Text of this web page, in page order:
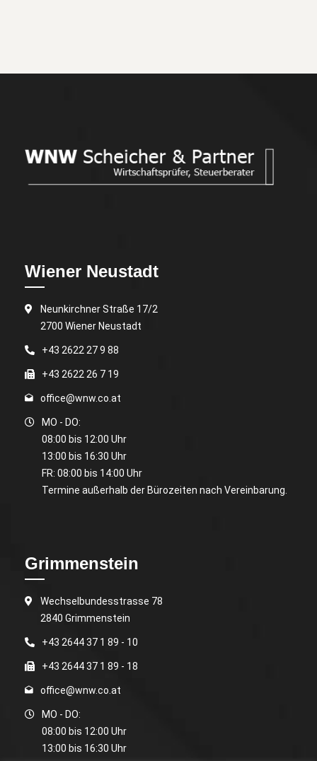
Wiener Neustadt
Neunkirchner Straße 17/2
2700 Wiener Neustadt
+43 2622 27 9 88
+43 2622 26 7 19
office@wnw.co.at
MO - DO:
08:00 bis 12:00 Uhr
13:00 bis 16:30 Uhr
FR: 08:00 bis 14:00 Uhr
Termine außerhalb der Bürozeiten nach Vereinbarung.
Grimmenstein
Wechselbundesstrasse 78
2840 Grimmenstein
+43 2644 37 1 89 - 10
+43 2644 37 1 89 - 18
office@wnw.co.at
MO - DO:
08:00 bis 12:00 Uhr
13:00 bis 16:30 Uhr